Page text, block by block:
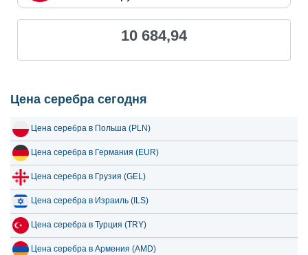
22 июля 2026 9,271.15 298.11
9,040.28
19 июля 2026
17 июля 2026 8,613.46 276.96
16 июля 2026 8,585.64 276.07
15 июля 2026 8,876.05 285.40
14 июля 2026 9,045.29 290.85
13 июля 2026 8,771.67 282.05
10 684,94
Цена серебра сегодня
Цена серебра в Польша (PLN)
Цена серебра в Германия (EUR)
Цена серебра в Грузия (GEL)
Цена серебра в Израиль (ILS)
Цена серебра в Турция (TRY)
Цена серебра в Армения (AMD)